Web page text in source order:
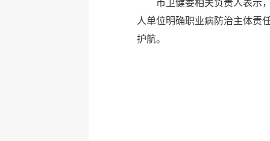
市卫健委相关负责人表示
人单位明确职业病防治主体责
护航。